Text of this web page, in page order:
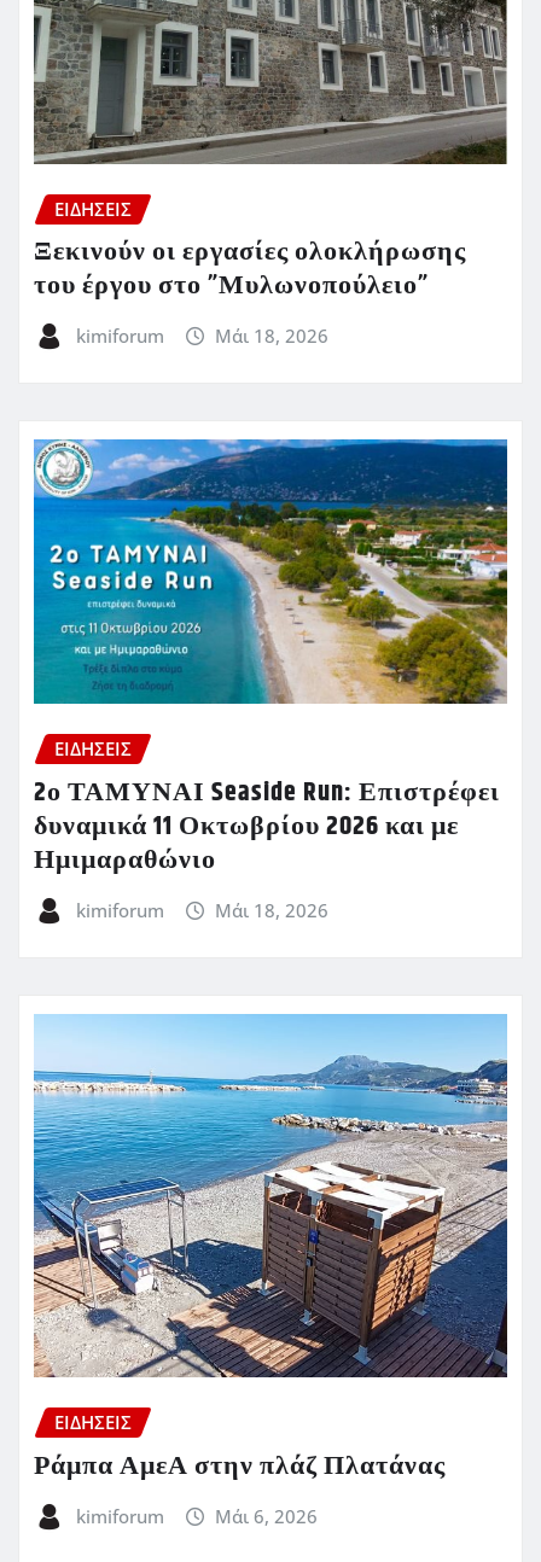
ΕΙΔΗΣΕΙΣ
Ξεκινούν οι εργασίες ολοκλήρωσης
του έργου στο ”Μυλωνοπούλειο”
kimiforum Μάι 18, 2026
ΕΙΔΗΣΕΙΣ
2ο ΤΑΜΥΝΑΙ Seaside Run: Επιστρέφει
δυναμικά 11 Οκτωβρίου 2026 και με
Ημιμαραθώνιο
kimiforum Μάι 18, 2026
ΕΙΔΗΣΕΙΣ
Ράμπα ΑμεΑ στην πλάζ Πλατάνας
kimiforum Μάι 6, 2026